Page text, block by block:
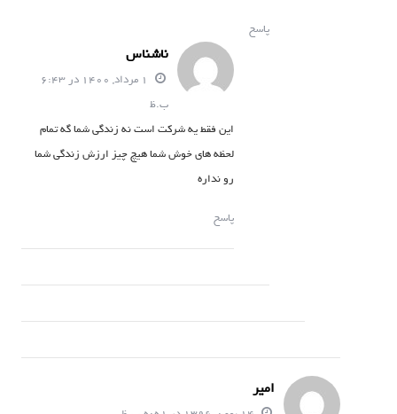
پاسخ
ناشناس
1 مرداد, 1400 در 6:43
ب.ظ
این فقط یه شرکت است نه زندگی شما گه تمام
لحظه های خوش شما هیچ چیز ارزش زندگی شما
رو نداره
پاسخ
امیر